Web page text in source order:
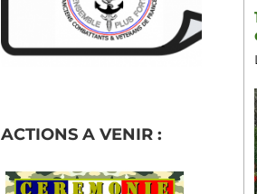
ACTIONS A VENIR :